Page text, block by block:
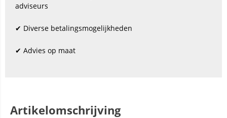
adviseurs
✔ Diverse betalingsmogelijkheden
✔ Advies op maat
Artikelomschrijving